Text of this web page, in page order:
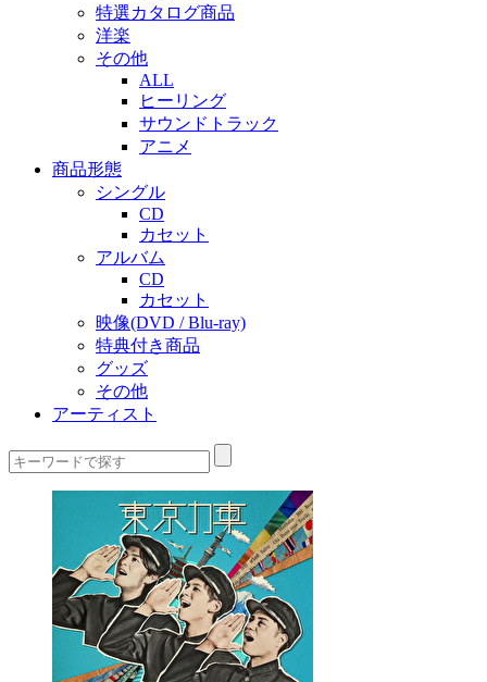
特選カタログ商品
洋楽
その他
ALL
ヒーリング
サウンドトラック
アニメ
商品形態
シングル
CD
カセット
アルバム
CD
カセット
映像(DVD / Blu-ray)
特典付き商品
グッズ
その他
アーティスト